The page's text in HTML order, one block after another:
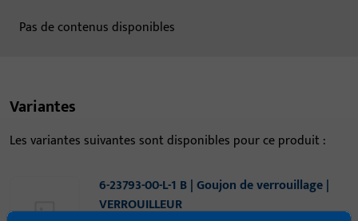
Pas de contenus disponibles
Variantes
Les variantes suivantes sont disponibles pour ce produit :
6-23793-00-L-1 B | Goujon de verrouillage |
VERROUILLEUR